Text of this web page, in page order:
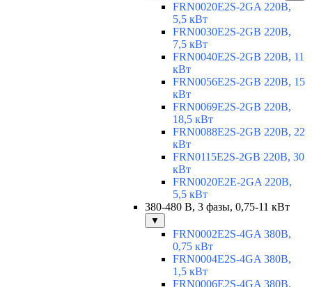
FRN0020E2S-2GA 220В,
5,5 кВт
FRN0030E2S-2GB 220В,
7,5 кВт
FRN0040E2S-2GB 220В, 11
кВт
FRN0056E2S-2GB 220В, 15
кВт
FRN0069E2S-2GB 220В,
18,5 кВт
FRN0088E2S-2GB 220В, 22
кВт
FRN0115E2S-2GB 220В, 30
кВт
FRN0020E2E-2GA 220В,
5,5 кВт
380-480 В, 3 фазы, 0,75-11 кВт
▼
FRN0002E2S-4GA 380В,
0,75 кВт
FRN0004E2S-4GA 380В,
1,5 кВт
FRN0006E2S-4GA 380В,